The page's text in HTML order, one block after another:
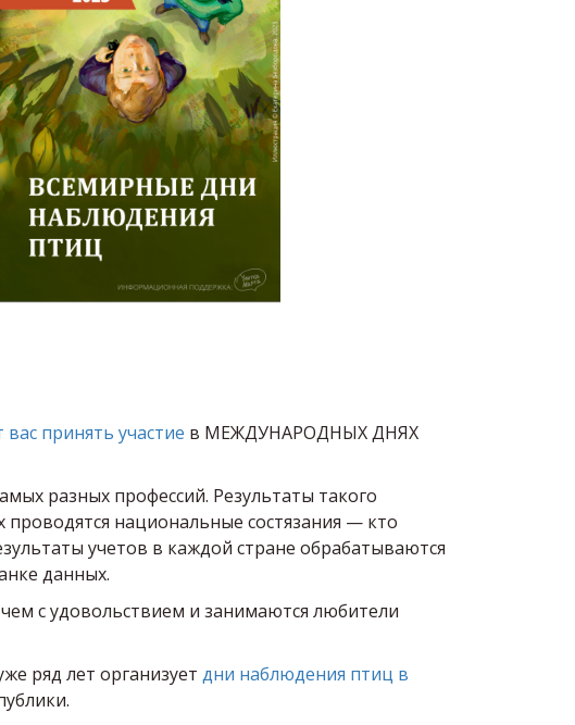
принять участие в МЕЖДУНАРОДНЫХ ДНЯХ
разных профессий. Результаты такого
национальные состязания — кто
учетов в каждой стране обрабатываются
данных.
с удовольствием и занимаются любители
ряд лет организует дни наблюдения птиц в